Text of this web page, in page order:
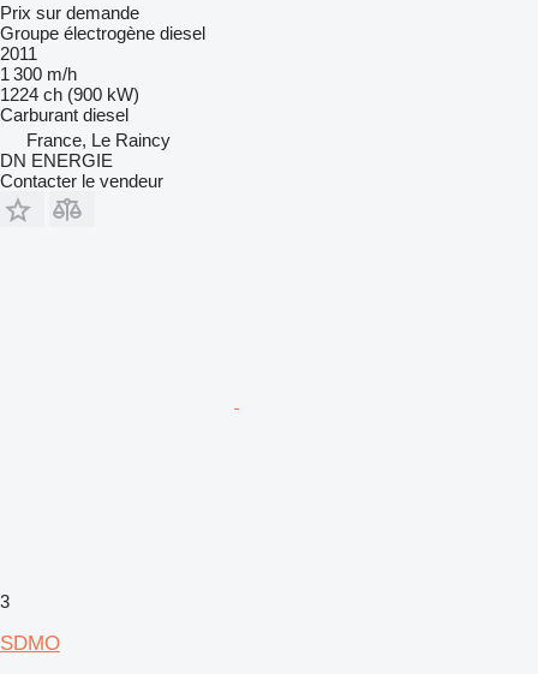
Prix sur demande
Groupe électrogène diesel
2011
1 300 m/h
1224 ch (900 kW)
Carburant diesel
France, Le Raincy
DN ENERGIE
Contacter le vendeur
3
SDMO